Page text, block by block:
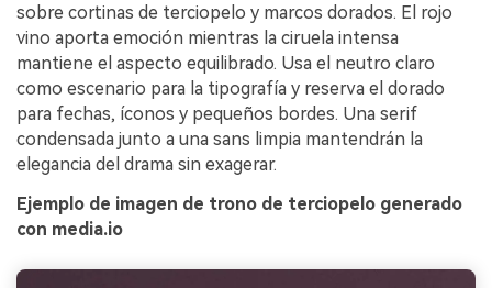
sobre cortinas de terciopelo y marcos dorados. El rojo
vino aporta emoción mientras la ciruela intensa
mantiene el aspecto equilibrado. Usa el neutro claro
como escenario para la tipografía y reserva el dorado
para fechas, íconos y pequeños bordes. Una serif
condensada junto a una sans limpia mantendrán la
elegancia del drama sin exagerar.
Ejemplo de imagen de trono de terciopelo generado
con media.io